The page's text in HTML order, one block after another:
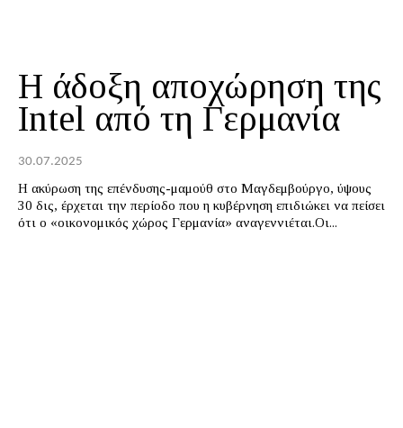
Η άδοξη αποχώρηση της
Intel από τη Γερμανία
30.07.2025
Η ακύρωση της επένδυσης-μαμούθ στο Μαγδεμβούργο, ύψους
30 δις, έρχεται την περίοδο που η κυβέρνηση επιδιώκει να πείσει
ότι ο «οικονομικός χώρος Γερμανία» αναγεννιέται.Οι...